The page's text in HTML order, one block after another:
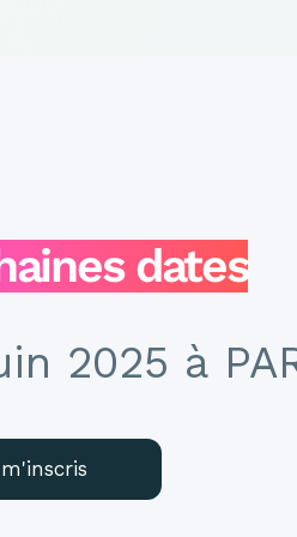
dates
2025 à